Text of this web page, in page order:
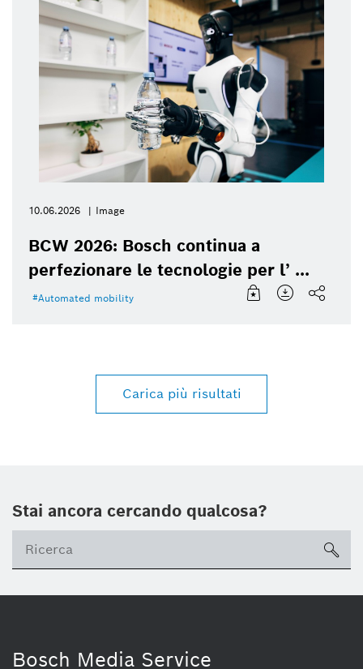
10.06.2026 Image
BCW 2026: Bosch continua a
perfezionare le tecnologie per l’ ...
Automated mobility
Carica più risultati
Stai ancora cercando qualcosa?
Bosch Media Service